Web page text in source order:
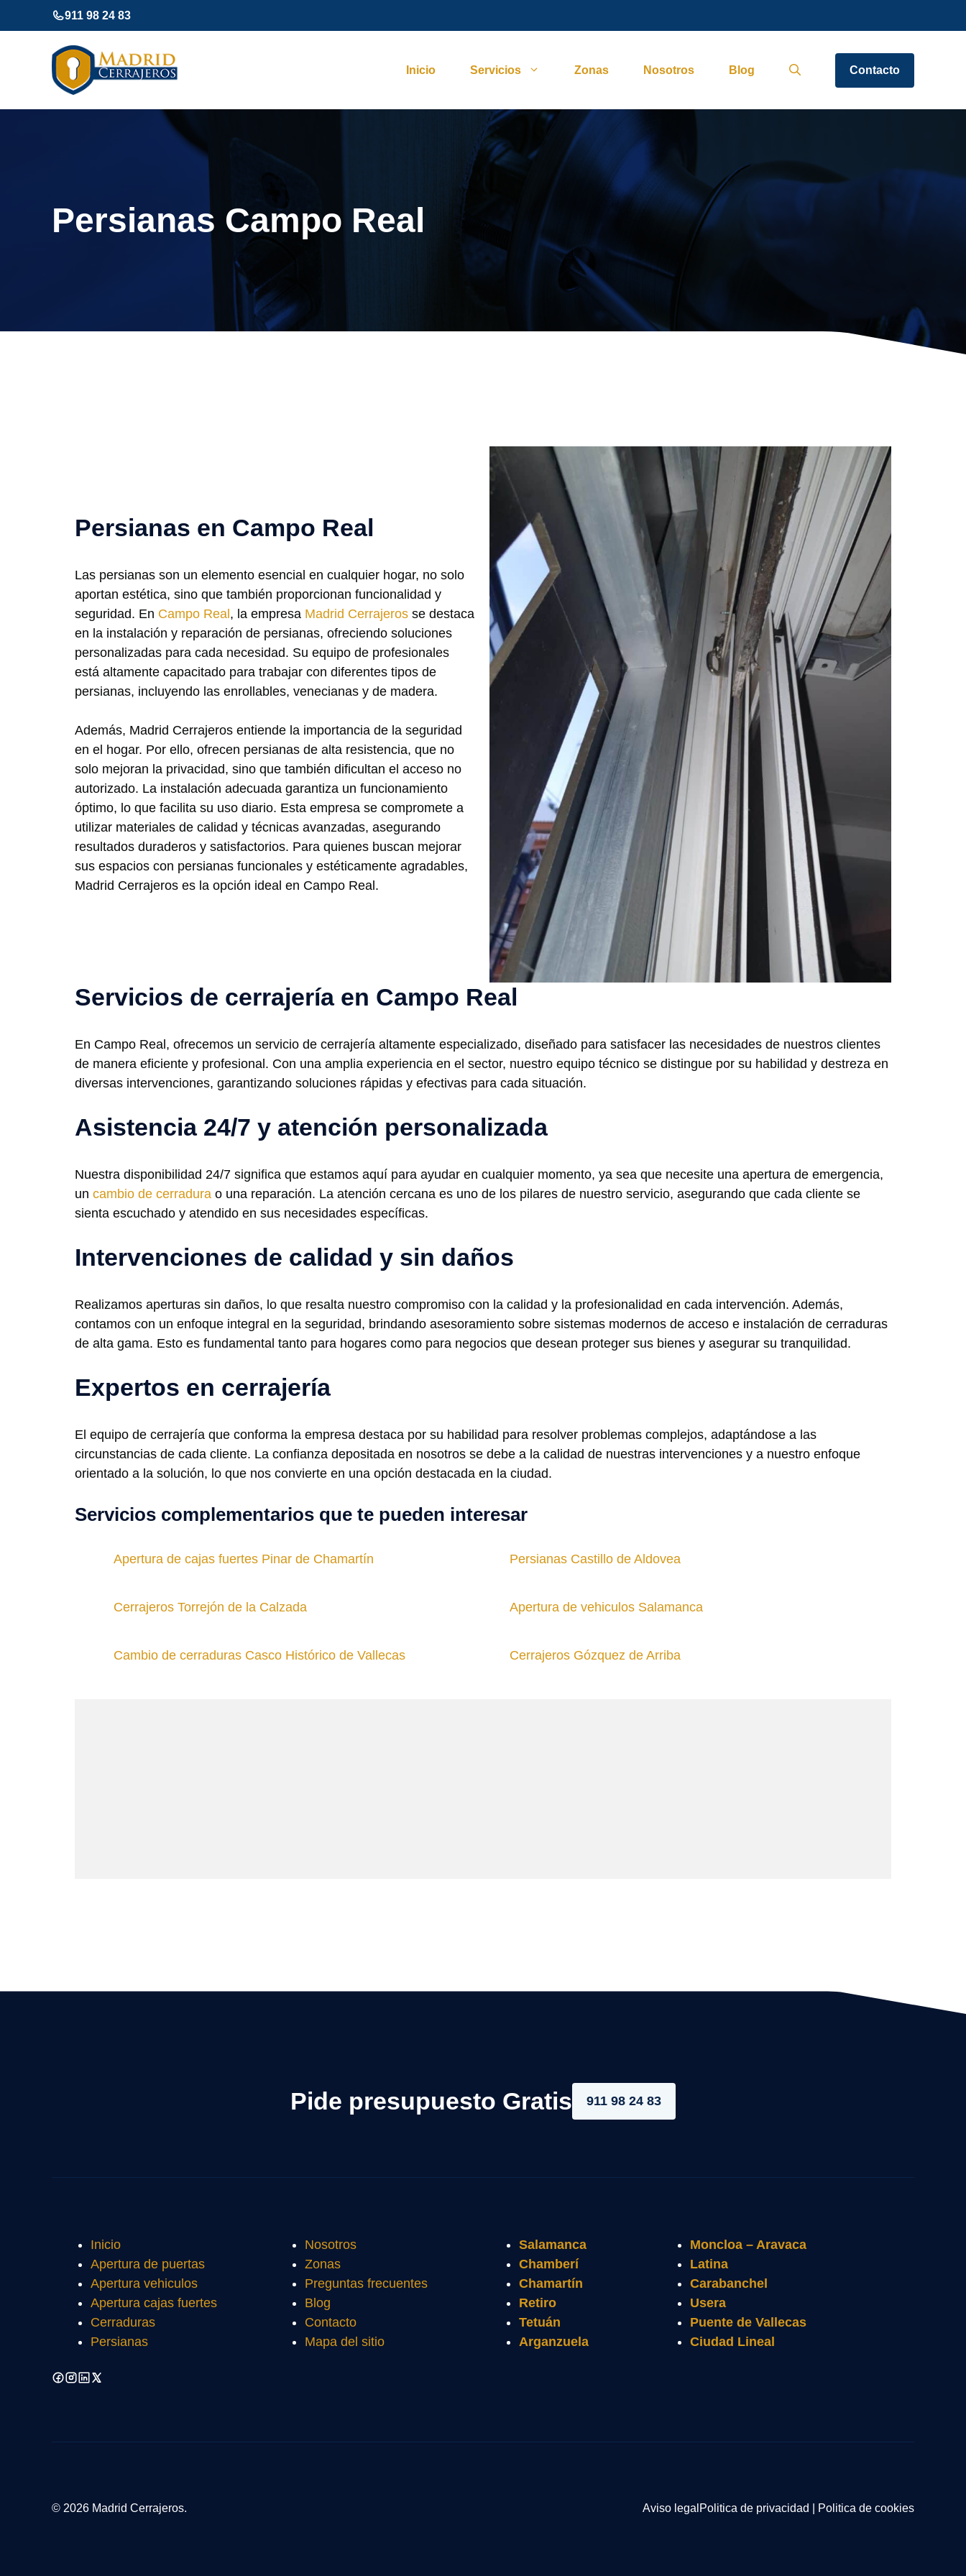
al
911 98 24 83
Inicio Servicios Zonas Nosotros Blog Contacto
Persianas Campo Real
Persianas en Campo Real
Las persianas son un elemento esencial en cualquier hogar, no solo
aportan estética, sino que también proporcionan funcionalidad y
seguridad. En Campo Real , la empresa Madrid Cerrajeros se destaca
en la instalación y reparación de persianas, ofreciendo soluciones
personalizadas para cada necesidad. Su equipo de profesionales
está altamente capacitado para trabajar con diferentes tipos de
persianas, incluyendo las enrollables, venecianas y de madera.
Además, Madrid Cerrajeros entiende la importancia de la seguridad
en el hogar. Por ello, ofrecen persianas de alta resistencia, que no
solo mejoran la privacidad, sino que también dificultan el acceso no
autorizado. La instalación adecuada garantiza un funcionamiento
óptimo, lo que facilita su uso diario. Esta empresa se compromete a
utilizar materiales de calidad y técnicas avanzadas, asegurando
resultados duraderos y satisfactorios. Para quienes buscan mejorar
sus espacios con persianas funcionales y estéticamente agradables,
Madrid Cerrajeros es la opción ideal en Campo Real.
Servicios de cerrajería en Campo Real
En Campo Real, ofrecemos un servicio de cerrajería altamente especializado, diseñado para satisfacer las necesidades de nuestros clientes
de manera eficiente y profesional. Con una amplia experiencia en el sector, nuestro equipo técnico se distingue por su habilidad y destreza en
diversas intervenciones, garantizando soluciones rápidas y efectivas para cada situación.
Asistencia 24/7 y atención personalizada
Nuestra disponibilidad 24/7 significa que estamos aquí para ayudar en cualquier momento, ya sea que necesite una apertura de emergencia,
un cambio de cerradura o una reparación. La atención cercana es uno de los pilares de nuestro servicio, asegurando que cada cliente se
sienta escuchado y atendido en sus necesidades específicas.
Intervenciones de calidad y sin daños
Realizamos aperturas sin daños, lo que resalta nuestro compromiso con la calidad y la profesionalidad en cada intervención. Además,
contamos con un enfoque integral en la seguridad, brindando asesoramiento sobre sistemas modernos de acceso e instalación de cerraduras
de alta gama. Esto es fundamental tanto para hogares como para negocios que desean proteger sus bienes y asegurar su tranquilidad.
Expertos en cerrajería
El equipo de cerrajería que conforma la empresa destaca por su habilidad para resolver problemas complejos, adaptándose a las
circunstancias de cada cliente. La confianza depositada en nosotros se debe a la calidad de nuestras intervenciones y a nuestro enfoque
orientado a la solución, lo que nos convierte en una opción destacada en la ciudad.
Servicios complementarios que te pueden interesar
Apertura de cajas fuertes Pinar de Chamartín Persianas Castillo de Aldovea
Cerrajeros Torrejón de la Calzada Apertura de vehiculos Salamanca
Cambio de cerraduras Casco Histórico de Vallecas Cerrajeros Gózquez de Arriba
Pide presupuesto Gratis 911 98 24 83
Inicio
Apertura de puertas
Apertura vehiculos
Apertura cajas fuertes
Cerraduras
Persianas
Nosotros
Zonas
Preguntas frecuentes
Blog
Contacto
Mapa del sitio
Salamanca
Chamberí
Chamartín
Retiro
Tetuán
Arganzuela
Moncloa – Aravaca
Latina
Carabanchel
Usera
Puente de Vallecas
Ciudad Lineal
© 2026 Madrid Cerrajeros. Aviso legal Politica de privacidad Politica de cookies